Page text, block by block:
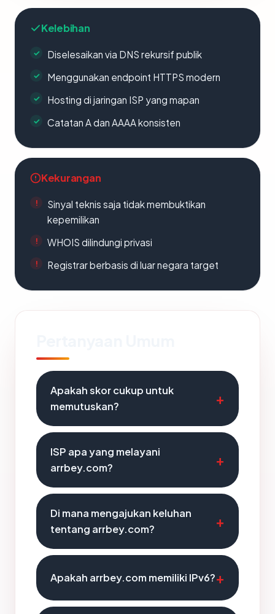
Kelebihan
Diselesaikan via DNS rekursif publik
Menggunakan endpoint HTTPS modern
Hosting di jaringan ISP yang mapan
Catatan A dan AAAA konsisten
Kekurangan
Sinyal teknis saja tidak membuktikan
kepemilikan
WHOIS dilindungi privasi
Registrar berbasis di luar negara target
Apakah skor cukup untuk
memutuskan?
ISP apa yang melayani
arrbey.com?
Di mana mengajukan keluhan
tentang arrbey.com?
Apakah arrbey.com memiliki IPv6?